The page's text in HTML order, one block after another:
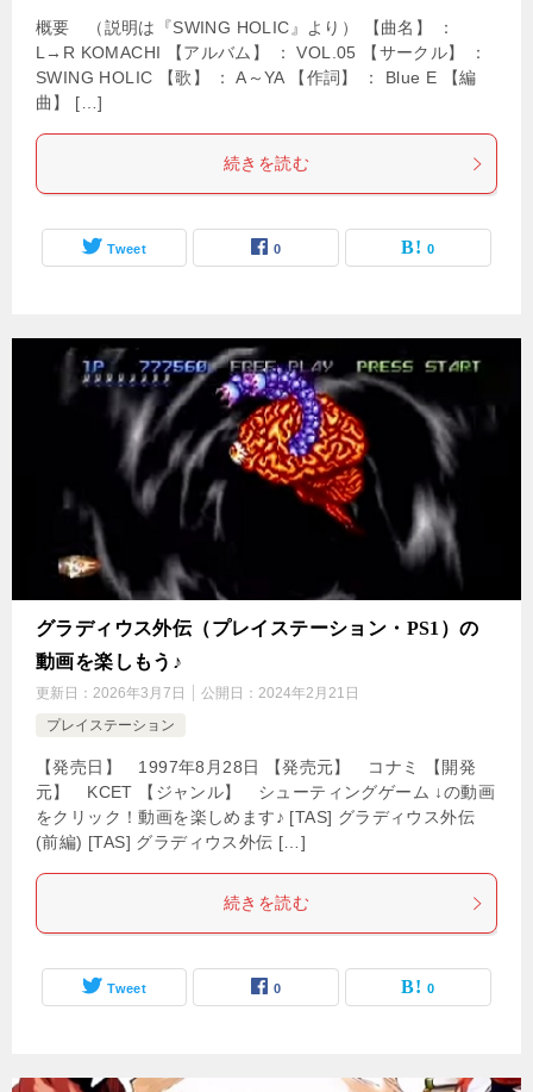
概要 （説明は『SWING HOLIC』より） 【曲名】 ：
L→R KOMACHI 【アルバム】 ： VOL.05 【サークル】 ：
SWING HOLIC 【歌】 ： A～YA 【作詞】 ： Blue E 【編
曲】 […]
続きを読む
Tweet 0 0
グラディウス外伝（プレイステーション・PS1）の
動画を楽しもう♪
更新日： 2026年3月7日 公開日： 2024年2月21日
プレイステーション
【発売日】 1997年8月28日 【発売元】 コナミ 【開発
元】 KCET 【ジャンル】 シューティングゲーム ↓の動画
をクリック！動画を楽しめます♪ [TAS] グラディウス外伝
(前編) [TAS] グラディウス外伝 […]
続きを読む
Tweet 0 0